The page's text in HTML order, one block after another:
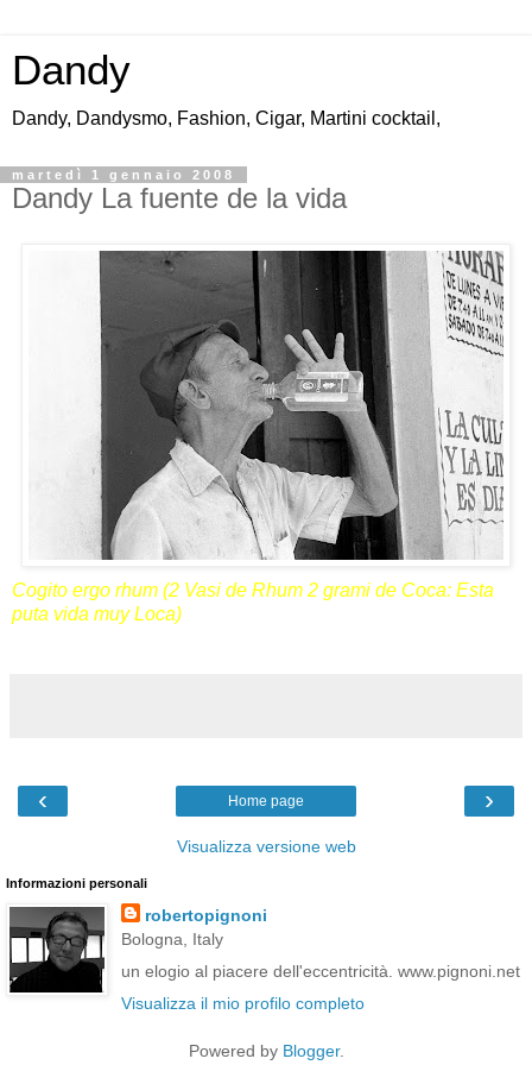
Dandy
Dandy, Dandysmo, Fashion, Cigar, Martini cocktail,
martedì 1 gennaio 2008
Dandy La fuente de la vida
Cogito ergo rhum (2 Vasi de Rhum 2 grami de Coca: Esta
puta vida muy Loca)
‹ ›
Home page
Visualizza versione web
Informazioni personali
robertopignoni
Bologna, Italy
un elogio al piacere dell'eccentricità. www.pignoni.net
Visualizza il mio profilo completo
Powered by Blogger.